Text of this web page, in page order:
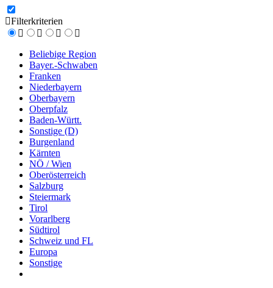
Filterkriterien
Beliebige Region
Bayer.-Schwaben
Franken
Niederbayern
Oberbayern
Oberpfalz
Baden-Württ.
Sonstige (D)
Burgenland
Kärnten
NÖ / Wien
Oberösterreich
Salzburg
Steiermark
Tirol
Vorarlberg
Südtirol
Schweiz und FL
Europa
Sonstige